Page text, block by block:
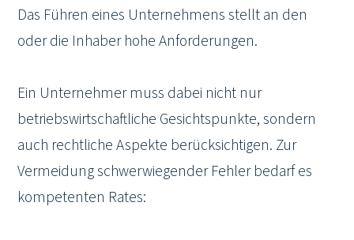
Das Führen eines Unternehmens stellt an den
oder die Inhaber hohe Anforderungen.
Ein Unternehmer muss dabei nicht nur
betriebswirtschaftliche Gesichtspunkte, sondern
auch rechtliche Aspekte berücksichtigen. Zur
Vermeidung schwerwiegender Fehler bedarf es
kompetenten Rates: